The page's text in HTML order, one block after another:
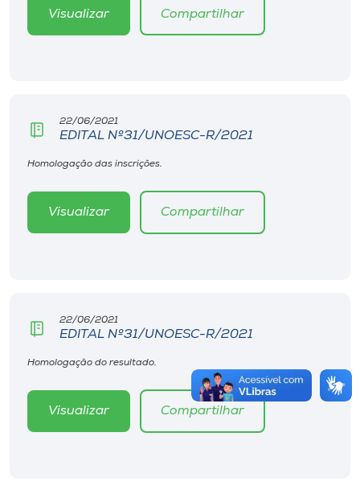
Visualizar Compartilhar
22/06/2021
EDITAL Nº31/UNOESC-R/2021
Homologação das inscrições.
Visualizar Compartilhar
22/06/2021
EDITAL Nº31/UNOESC-R/2021
Homologação do resultado.
Visualizar Compartilhar